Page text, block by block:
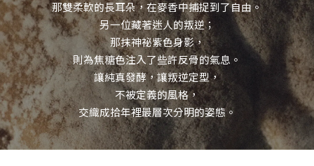
那雙柔軟的長耳朵，在麥香中捕捉到了自由。
另一位藏著迷人的叛逆；
那抹神祕紫色身影，
則為焦糖色注入了些許反骨的氣息。
讓純真發酵，讓叛逆定型，
不被定義的風格，
交織成拾年裡最層次分明的姿態。